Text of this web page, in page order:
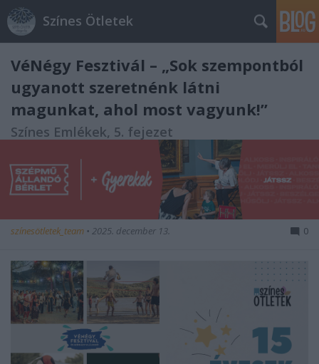
Színes Ötletek
VéNégy Fesztivál – „Sok szempontból
ugyanott szeretnénk látni
magunkat, ahol most vagyunk!”
Színes Emlékek, 5. fejezet
színesötletek_team • 2025. december 13. 0